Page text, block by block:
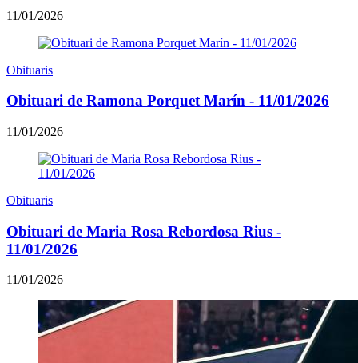
11/01/2026
Obituaris
Obituari de Ramona Porquet Marín - 11/01/2026
11/01/2026
Obituaris
Obituari de Maria Rosa Rebordosa Rius -
11/01/2026
11/01/2026